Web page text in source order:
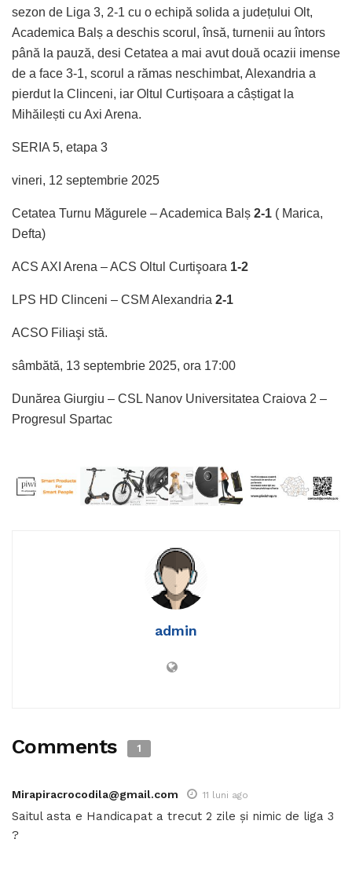
sezon de Liga 3, 2-1 cu o echipă solida a județului Olt,
Academica Balș a deschis scorul, însă, turnenii au întors
până la pauză, desi Cetatea a mai avut două ocazii imense
de a face 3-1, scorul a rămas neschimbat, Alexandria a
pierdut la Clinceni, iar Oltul Curtișoara a câștigat la
Mihăilești cu Axi Arena.
SERIA 5, etapa 3
vineri, 12 septembrie 2025
Cetatea Turnu Măgurele – Academica Balș 2-1 ( Marica,
Defta)
ACS AXI Arena – ACS Oltul Curtişoara 1-2
LPS HD Clinceni – CSM Alexandria 2-1
ACSO Filiaşi stă.
sâmbătă, 13 septembrie 2025, ora 17:00
Dunărea Giurgiu – CSL Nanov Universitatea Craiova 2 –
Progresul Spartac
admin
Comments 1
Mirapiracrocodila@gmail.com 11 luni ago
Saitul asta e Handicapat a trecut 2 zile și nimic de liga 3
?